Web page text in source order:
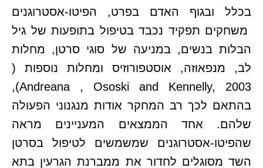
בכלל ובגוף האדם בפרט, הפיטו-אסטרוגנים
משחקים תפקיד נכבד בטיפול בתופעות של גיל
הבלות בנשים, במניעה של סוגי סרטן, מחלות
לב, מנפאוזה, אוסטפורוזיס ומחלות נוספות (
Andreana , Ososki and Kennelly, 2003),
בהתאם לכך רב המחקר אודות מנגנוני הפעולה
שלהם. אחד הממצאים המעניינים מראה
שהפיטו-אסטרוגנים שמשמשים לטיפול בסרטן
השד מסוגלים לחדור את ממברנת הגרעין בתא